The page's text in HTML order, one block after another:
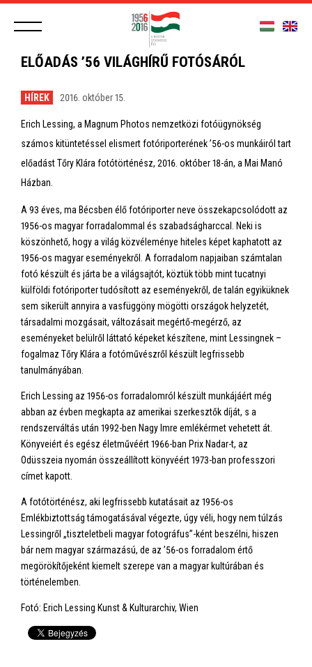
ELŐADÁS ’56 VILÁGHÍRŰ FOTÓSÁRÓL
HÍREK 2016. október 15.
Erich Lessing, a Magnum Photos nemzetközi fotóügynökség
számos kitüntetéssel elismert fotóriporterének ’56-os munkáiról tart
előadást Tőry Klára fotótörténész, 2016. október 18-án, a Mai Manó
Házban.
A 93 éves, ma Bécsben élő fotóriporter neve összekapcsolódott az
1956-os magyar forradalommal és szabadságharccal. Neki is
köszönhető, hogy a világ közvéleménye hiteles képet kaphatott az
1956-os magyar eseményekről. A forradalom napjaiban számtalan
fotó készült és járta be a világsajtót, köztük több mint tucatnyi
külföldi fotóriporter tudósított az eseményekről, de talán egyiküknek
sem sikerült annyira a vasfüggöny mögötti országok helyzetét,
társadalmi mozgásait, változásait megértő-megérző, az
eseményeket belülről láttató képeket készítene, mint Lessingnek –
fogalmaz Tőry Klára a fotóművészről készült legfrissebb
tanulmányában.
Erich Lessing az 1956-os forradalomról készült munkájáért még
abban az évben megkapta az amerikai szerkesztők díját, s a
rendszerváltás után 1992-ben Nagy Imre emlékérmet vehetett át.
Könyveiért és egész életművéért 1966-ban Prix Nadar-t, az
Odüsszeia nyomán összeállított könyvéért 1973-ban professzori
címet kapott.
A fotótörténész, aki legfrissebb kutatásait az 1956-os
Emlékbiztottság támogatásával végezte, úgy véli, hogy nem túlzás
Lessingről „tiszteletbeli magyar fotográfus”-ként beszélni, hiszen
bár nem magyar származású, de az ’56-os forradalom értő
megörökítőjeként kiemelt szerepe van a magyar kultúrában és
történelemben.
Fotó: Erich Lessing Kunst & Kulturarchiv, Wien